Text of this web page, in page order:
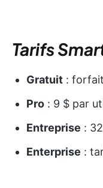
Tarifs
Gratuit :
Pro : 9 $ par
Entreprise :
Enterprise :